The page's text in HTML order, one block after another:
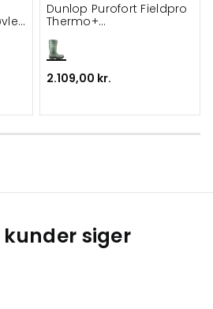
Dunlop Purofort Fieldpro
Thermo+
2.109,00 kr.
kunder siger